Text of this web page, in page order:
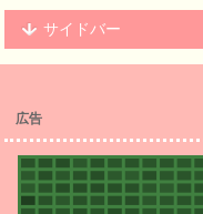
サイドバー
広告